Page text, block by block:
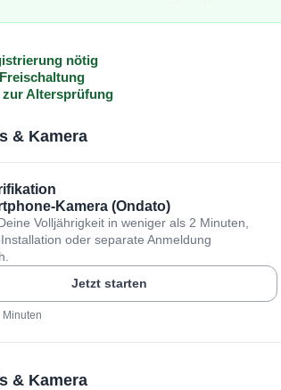
nötig
zur Altersprüfung
& Kamera
Kamera (Ondato)
Volljährigkeit in weniger als 2 Minuten,
oder separate Anmeldung
Jetzt starten
Minuten
& Kamera